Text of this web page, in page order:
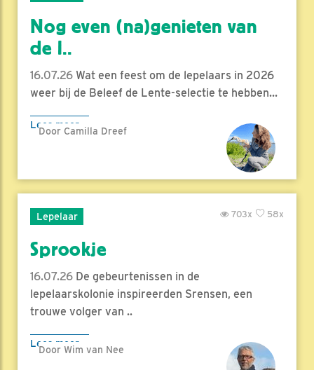
Nog even (na)genieten van
de l..
16.07.26 Wat een feest om de lepelaars in 2026
weer bij de Beleef de Lente-selectie te hebben...
Lees meer
Door Camilla Dreef
Lepelaar 58x
703x
Sprookje
16.07.26 De gebeurtenissen in de
lepelaarskolonie inspireerden Srensen, een
trouwe volger van ..
Lees meer
Door Wim van Nee